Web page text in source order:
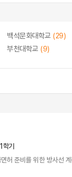
백석문화대학교 (29)
부천대학교 (9)
기
허 준비를 위한 방사선